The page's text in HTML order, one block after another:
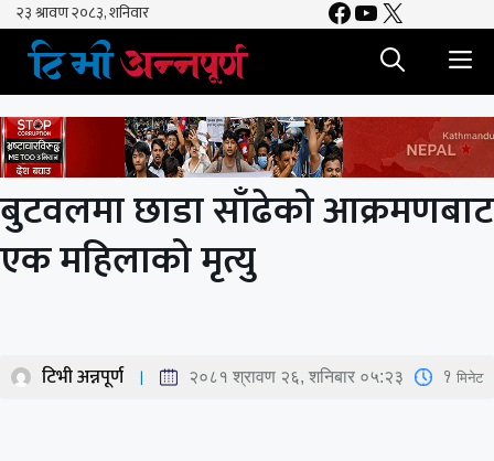
Skip
content
Facebook
YouTube
X
बुटवलमा छाडा साँढेको आक्रमणबाट
एक महिलाको मृत्यु
टिभी अन्नपूर्ण २०८१ श्रावण २६, शनिबार ०५:२३ 1 मिनेट